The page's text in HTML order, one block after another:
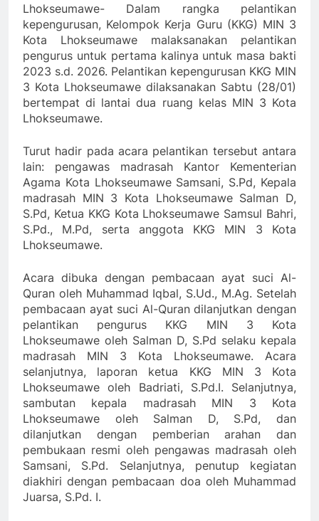
Lhokseumawe- Dalam rangka pelantikan
kepengurusan, Kelompok Kerja Guru (KKG) MIN 3
Kota Lhokseumawe malaksanakan pelantikan
pengurus untuk pertama kalinya untuk masa bakti
2023 s.d. 2026. Pelantikan kepengurusan KKG MIN
3 Kota Lhokseumawe dilaksanakan Sabtu (28/01)
bertempat di lantai dua ruang kelas MIN 3 Kota
Lhokseumawe.
Turut hadir pada acara pelantikan tersebut antara
lain: pengawas madrasah Kantor Kementerian
Agama Kota Lhokseumawe Samsani, S.Pd, Kepala
madrasah MIN 3 Kota Lhokseumawe Salman D,
S.Pd, Ketua KKG Kota Lhokseumawe Samsul Bahri,
S.Pd., M.Pd, serta anggota KKG MIN 3 Kota
Lhokseumawe.
Acara dibuka dengan pembacaan ayat suci Al-
Quran oleh Muhammad Iqbal, S.Ud., M.Ag. Setelah
pembacaan ayat suci Al-Quran dilanjutkan dengan
pelantikan pengurus KKG MIN 3 Kota
Lhokseumawe oleh Salman D, S.Pd selaku kepala
madrasah MIN 3 Kota Lhokseumawe. Acara
selanjutnya, laporan ketua KKG MIN 3 Kota
Lhokseumawe oleh Badriati, S.Pd.I. Selanjutnya,
sambutan kepala madrasah MIN 3 Kota
Lhokseumawe oleh Salman D, S.Pd, dan
dilanjutkan dengan pemberian arahan dan
pembukaan resmi oleh pengawas madrasah oleh
Samsani, S.Pd. Selanjutnya, penutup kegiatan
diakhiri dengan pembacaan doa oleh Muhammad
Juarsa, S.Pd. I.